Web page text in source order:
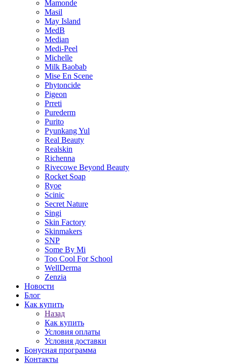
Mamonde
Masil
May Island
MedB
Median
Medi-Peel
Michelle
Milk Baobab
Mise En Scene
Phytoncide
Pigeon
Prreti
Purederm
Purito
Pyunkang Yul
Real Beauty
Realskin
Richenna
Rivecowe Beyond Beauty
Rocket Soap
Ryoe
Scinic
Secret Nature
Singi
Skin Factory
Skinmakers
SNP
Some By Mi
Too Cool For School
WellDerma
Zenzia
Новости
Блог
Как купить
Назад
Как купить
Условия оплаты
Условия доставки
Бонусная программа
Контакты